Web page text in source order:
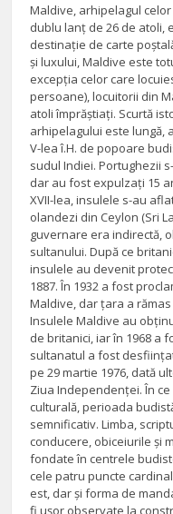
Maldive, arhipelagul
dublu lanț de 26 de atoli,
destinație de carte
și luxului, Maldive este
excepția celor care
persoane), locuitorii din
atoli împrăștiați. Scurtă
arhipelagului este lungă,
V-lea î.H. de popoare
sudul Indiei. Portughezii
dar au fost expulzați 15
XVII-lea, insulele s-au
olandezi din Ceylon (Sri
guvernare era indirectă,
sultanului. După ce
insulele au devenit
1887. În 1932 a fost
Maldive, dar țara a
Insulele Maldive au
de britanici, iar în 1968 a
sultanatul a fost
pe 29 martie 1976, dată
Ziua Independenței. În
culturală, perioada
semnificativ. Limba,
conducere, obiceiurile și
fondate în centrele
cele patru puncte
est, dar și forma de
fi ușor observate la